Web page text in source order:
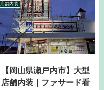
店舗内装
【岡山県瀬戸内市】大型
店舗内装｜ファサード看